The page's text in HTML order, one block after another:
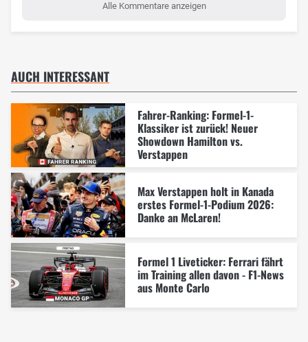
Alle Kommentare anzeigen
AUCH INTERESSANT
Fahrer-Ranking: Formel-1-
Klassiker ist zurück! Neuer
Showdown Hamilton vs.
Verstappen
Max Verstappen holt in Kanada
erstes Formel-1-Podium 2026:
Danke an McLaren!
Formel 1 Liveticker: Ferrari fährt
im Training allen davon - F1-News
aus Monte Carlo